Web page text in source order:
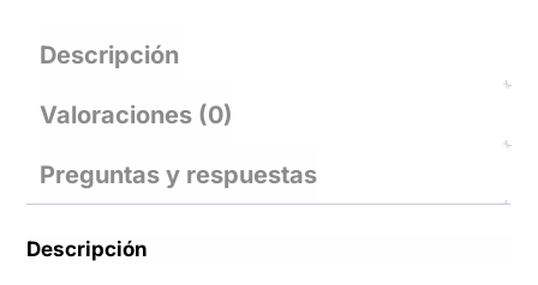
Descripción
Valoraciones (0)
Preguntas y respuestas
Descripción